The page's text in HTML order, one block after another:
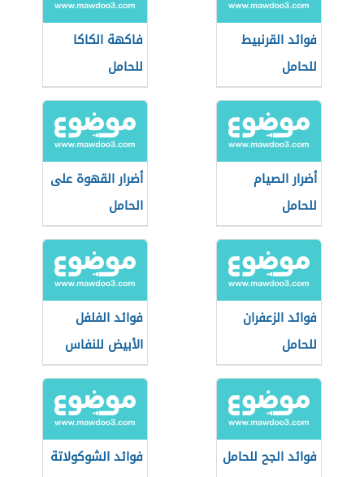
فوائد القرنبيط
للحامل
فاكهة الكاكا
للحامل
أضرار الصيام
للحامل
أضرار القهوة على
الحامل
فوائد الزعفران
للحامل
فوائد الفلفل
الأبيض للنفاس
فوائد الجح للحامل
فوائد الشوكولاتة